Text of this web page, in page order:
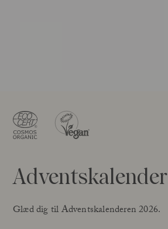
Adventskalender
Glæd dig til Adventskalenderen 2026.